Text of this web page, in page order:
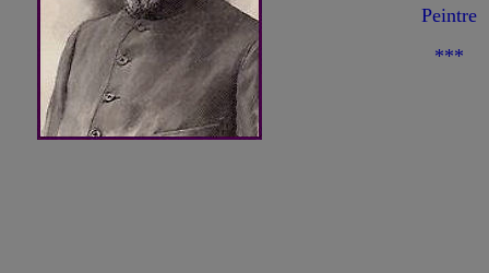
Peintre
***